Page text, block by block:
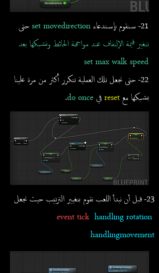
21- سنقوم بإستدعاء set movedirectionحتى
تتغير قيمة الإلتفاف عند مواجهة الحائط ونشبكها بعد
set max walk speed
22- حتى نجعل تلك العملية تتكرر أكثر من مرة علينا
بشبكها معresetفي do once
.
23- قبل أن نبدأ اللعب نقوم بتغيير الترتيب حيث نجعل
event tick handling rotation
handlingmovement